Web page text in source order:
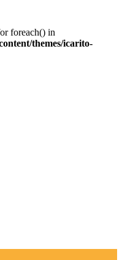
foreach() in
themes/icarito-